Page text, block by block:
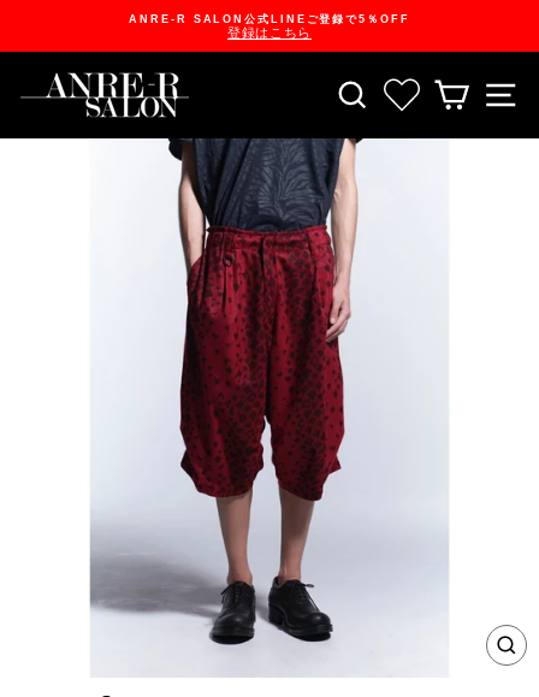
ANRE-R SALON公式LINEご登録で5％OFF
登録はこちら
SEARCHお気に入り一
CART